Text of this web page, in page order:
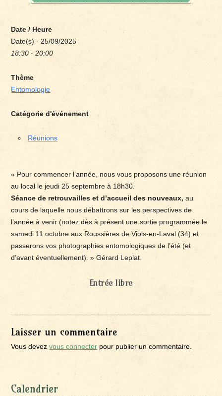
Date / Heure
Date(s) - 25/09/2025
18:30 - 20:00
Thème
Entomologie
Catégorie d'événement
Réunions
« Pour commencer l’année, nous vous proposons une réunion
au local le jeudi 25 septembre à 18h30.
Séance de retrouvailles et d’accueil des nouveaux, au
cours de laquelle nous débattrons sur les perspectives de
l’année à venir (notez dès à présent une sortie programmée le
samedi 11 octobre aux Roussières de Viols-en-Laval (34) et
passerons vos photographies entomologiques de l’été (et
d’avant éventuellement). » Gérard Leplat.
Entrée libre
Laisser un commentaire
Vous devezvous connecter pour publier un commentaire.
Calendrier